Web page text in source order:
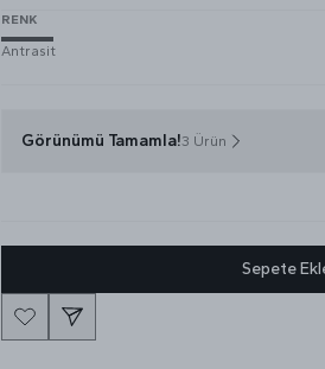
RENK
Antrasit
Görünümü Tamamla!3 Ürün
Sepete